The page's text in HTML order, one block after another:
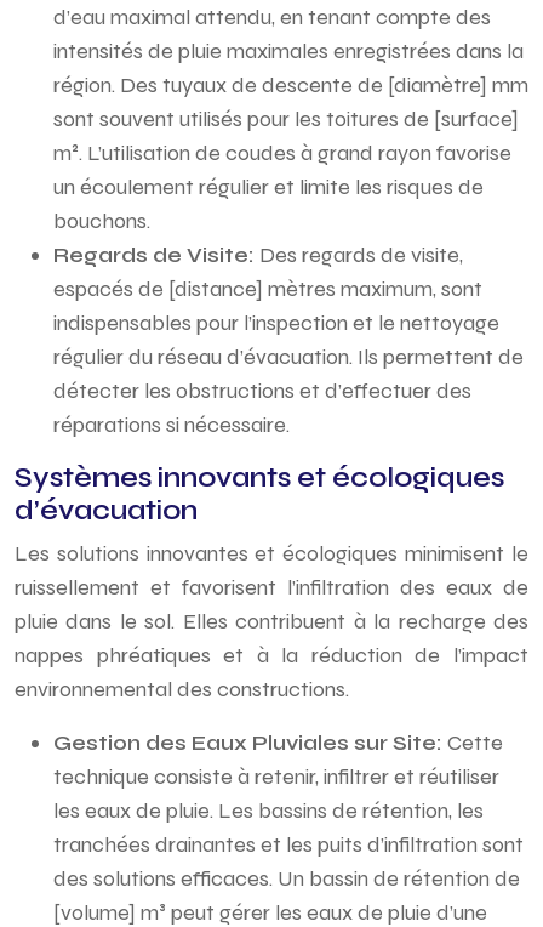
d’eau maximal attendu, en tenant compte des
intensités de pluie maximales enregistrées dans la
région. Des tuyaux de descente de [diamètre] mm
sont souvent utilisés pour les toitures de [surface]
m². L’utilisation de coudes à grand rayon favorise
un écoulement régulier et limite les risques de
bouchons.
Regards de Visite: Des regards de visite,
espacés de [distance] mètres maximum, sont
indispensables pour l’inspection et le nettoyage
régulier du réseau d’évacuation. Ils permettent de
détecter les obstructions et d’effectuer des
réparations si nécessaire.
Systèmes innovants et écologiques
d’évacuation
Les solutions innovantes et écologiques minimisent le
ruissellement et favorisent l’infiltration des eaux de
pluie dans le sol. Elles contribuent à la recharge des
nappes phréatiques et à la réduction de l’impact
environnemental des constructions.
Gestion des Eaux Pluviales sur Site: Cette
technique consiste à retenir, infiltrer et réutiliser
les eaux de pluie. Les bassins de rétention, les
tranchées drainantes et les puits d’infiltration sont
des solutions efficaces. Un bassin de rétention de
[volume] m³ peut gérer les eaux de pluie d’une